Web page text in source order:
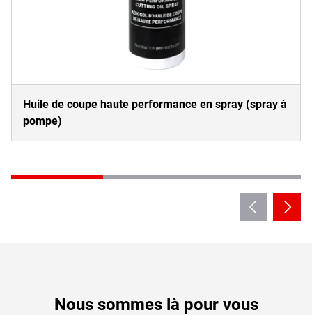
Huile de coupe haute performance en spray (spray à
pompe)
Nous sommes là pour vous